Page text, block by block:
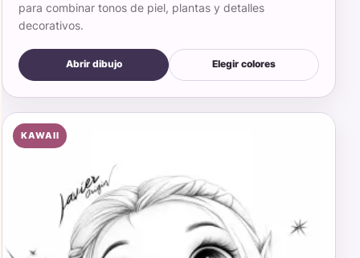
para combinar tonos de piel, plantas y detalles
decorativos.
Abrir dibujo Elegir colores
KAWAII